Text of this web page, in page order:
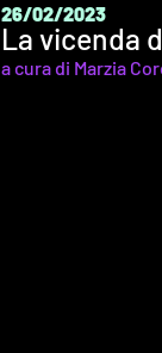
26/02/2023
La vicenda
a cura di Marzia